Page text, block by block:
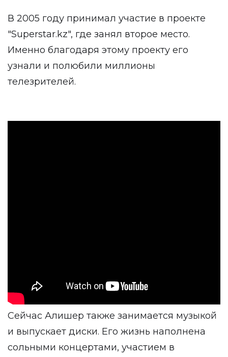
В 2005 году принимал участие в проекте
"Superstar.kz", где занял второе место.
Именно благодаря этому проекту его
узнали и полюбили миллионы
телезрителей.
Сейчас Алишер также занимается музыкой
и выпускает диски. Его жизнь наполнена
сольными концертами, участием в